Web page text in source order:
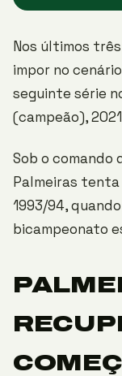
Nos últimos
impor no
seguinte série
(campeão),
Sob o comando
Palmeiras
1993/94,
bicampeonato